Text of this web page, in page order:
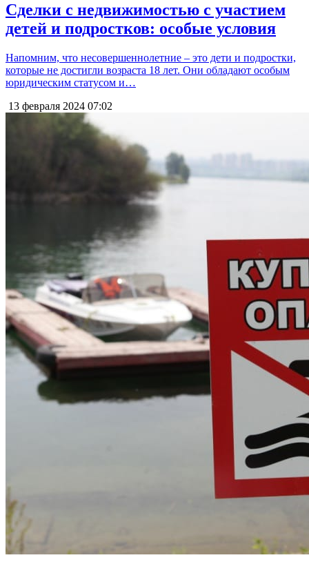
Сделки с недвижимостью с участием
детей и подростков: особые условия
Напомним, что несовершеннолетние – это дети и подростки,
которые не достигли возраста 18 лет. Они обладают особым
юридическим статусом и…
13 февраля 2024 07:02